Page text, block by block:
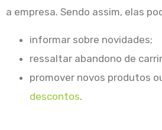
a empresa. Sendo assim, elas
informar sobre novidades;
ressaltar abandono de
promover novos produtos
descontos.